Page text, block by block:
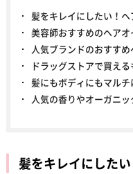
髪をキレイにしたい！
美容師おすすめのヘア
人気ブランドのおすす
ドラッグストアで買え
髪にもボディにもマル
人気の香りやオーガニ
髪をキレイにした